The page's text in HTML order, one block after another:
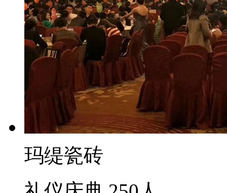
玛缇瓷砖